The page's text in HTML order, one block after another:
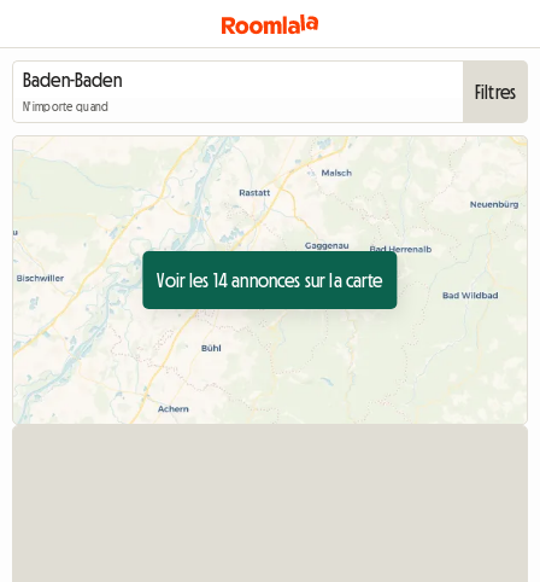
N'importe quand
Filtres
Voir les 14 annonces sur la carte